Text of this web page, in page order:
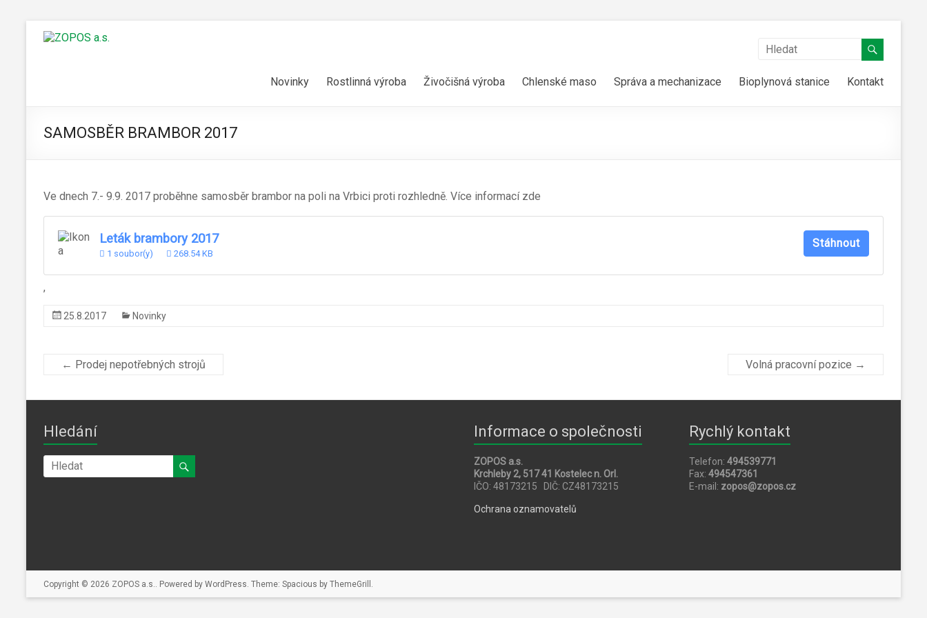
Novinky Rostlinná výroba Živočišná výroba Chlenské maso Správa a mechanizace Bioplynová stanice Kontakt
SAMOSBĚR BRAMBOR 2017
Ve dnech 7.- 9.9. 2017 proběhne samosběr brambor na poli na Vrbici proti rozhledně. Více informací zde
Leták brambory 2017
1 soubor(y) 268.54 KB
Stáhnout
,
25.8.2017 Novinky
← Prodej nepotřebných strojů Volná pracovní pozice →
Hledání Informace o společnosti
ZOPOS a.s.
Krchleby 2, 517 41 Kostelec n. Orl.
IČO: 48173215 DIČ: CZ48173215
Ochrana oznamovatelů
Rychlý kontakt
Telefon: 494539771
Fax: 494547361
E-mail: zopos@zopos.cz
Copyright © 2026 ZOPOS a.s. . Powered by WordPress . Theme: Spacious by ThemeGrill